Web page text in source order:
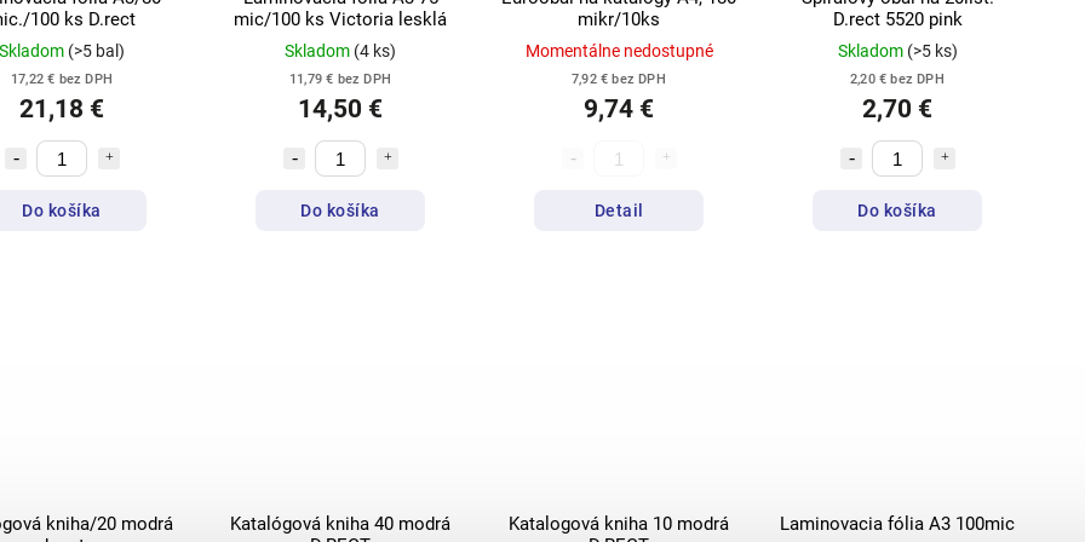
100 ks D.rect
Skladom (>5 bal)
17,22 € bez DPH
21,18 €
Do košíka
mic/100 ks Victoria lesklá
Skladom (4 ks)
11,79 € bez DPH
14,50 €
Do košíka
mikr/10ks
Momentálne nedostupné
7,92 € bez DPH
9,74 €
Detail
D.rect 5520 pink
Skladom (>5 ks)
2,20 € bez DPH
2,70 €
Do košíka
kniha/20 modrá
Katalógová kniha 40 modrá
Katalogová kniha 10 modrá
Laminovacia fólia A3 100mic